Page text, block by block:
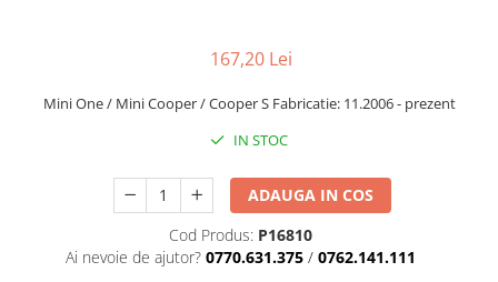
Conectori Difuzoare
Difuzoare, boxe auto coaxiale
Sigurante
167,20 Lei
Mini One / Mini Cooper / Cooper S Fabricatie: 11.2006 - prezent
IN STOC
ADAUGA IN COS
Cod Produs: P16810
Ai nevoie de ajutor? 0770.631.375 / 0762.141.111